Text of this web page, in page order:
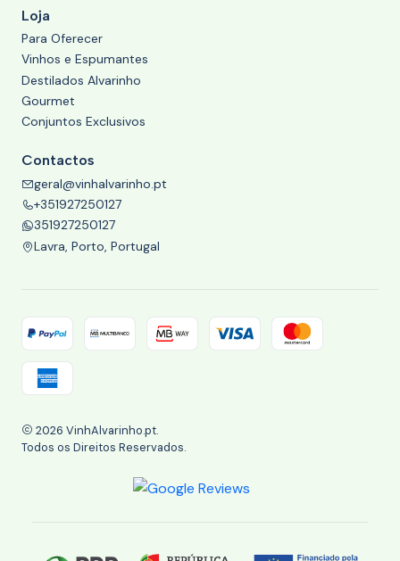
Loja
Para Oferecer
Vinhos e Espumantes
Destilados Alvarinho
Gourmet
Conjuntos Exclusivos
Contactos
geral@vinhalvarinho.pt
+351927250127
351927250127
Lavra, Porto, Portugal
2026 VinhAlvarinho.pt.
Todos os Direitos Reservados.